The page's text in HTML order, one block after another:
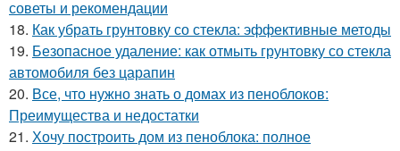
советы и рекомендации
18. Как убрать грунтовку со стекла: эффективные методы
19. Безопасное удаление: как отмыть грунтовку со стекла
автомобиля без царапин
20. Все, что нужно знать о домах из пеноблоков:
Преимущества и недостатки
21. Хочу построить дом из пеноблока: полное